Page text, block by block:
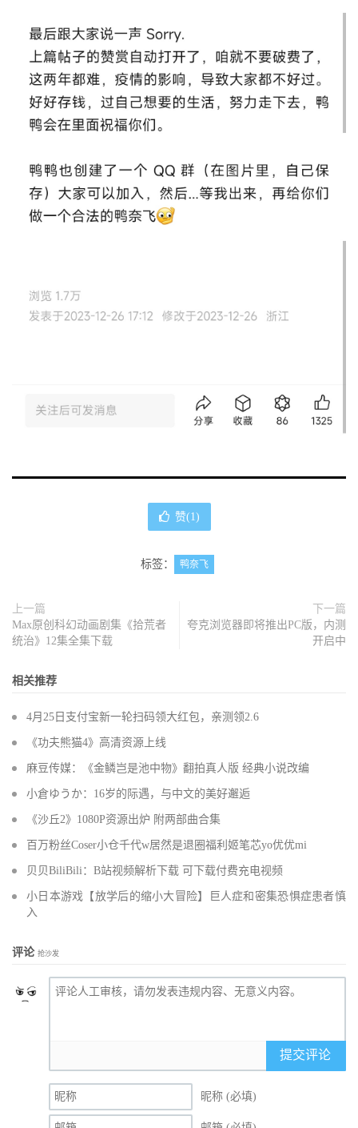
赞(1)
标签： 鸭奈飞
上一篇
Max原创科幻动画剧集《拾荒者
统治》12集全集下载
下一篇
夸克浏览器即将推出PC版，内测
开启中
相关推荐
4月25日支付宝新一轮扫码领大红包，亲测领2.6
《功夫熊猫4》高清资源上线
麻豆传媒：《金鳞岂是池中物》翻拍真人版 经典小说改编
小倉ゆうか：16岁的际遇，与中文的美好邂逅
《沙丘2》1080P资源出炉 附两部曲合集
百万粉丝Coser小仓千代w居然是退圈福利姬笔芯yo优优mi
贝贝BiliBili：B站视频解析下载 可下载付费充电视频
小日本游戏【放学后的缩小大冒险】巨人症和密集恐惧症患者慎
入
评论 抢沙发
提交评论
昵称 (必填)